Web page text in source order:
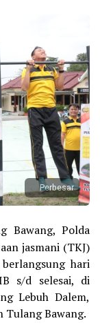
Perbesar
Bawang, Polda
jasmani (TKJ)
hari
s/d selesai, di
Lebuh Dalem,
Tulang Bawang.